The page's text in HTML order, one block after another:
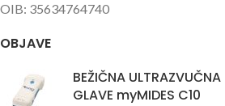
OIB: 35634764740
OBJAVE
BEŽIČNA
GLAVE myMIDES C10